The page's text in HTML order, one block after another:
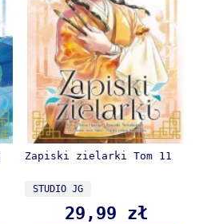
Zapiski zielarki Tom 11
PRODUCENT
STUDIO JG
Cena
29,99 zł